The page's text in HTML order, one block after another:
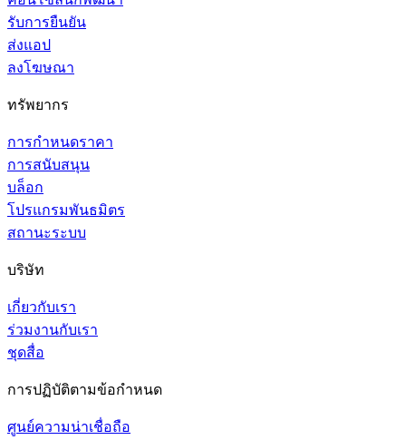
รับการยืนยัน
ส่งแอป
ลงโฆษณา
ทรัพยากร
การกำหนดราคา
การสนับสนุน
บล็อก
โปรแกรมพันธมิตร
สถานะระบบ
บริษัท
เกี่ยวกับเรา
ร่วมงานกับเรา
ชุดสื่อ
การปฏิบัติตามข้อกำหนด
ศูนย์ความน่าเชื่อถือ